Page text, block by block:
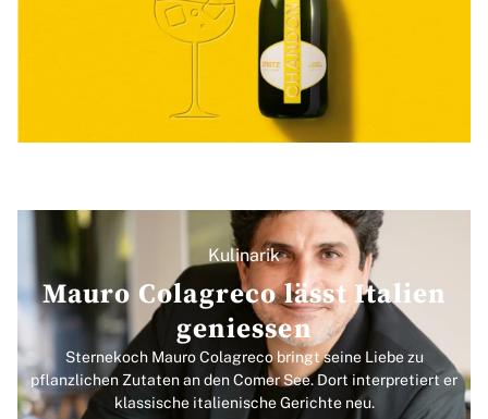
Kulinarik
Mauro Colagreco lässt Italien
geniessen
Sternekoch Mauro Colagreco bringt seine Liebe zu
pflanzlichen Zutaten an den Comer See. Dort interpretiert er
klassische italienische Gerichte neu.